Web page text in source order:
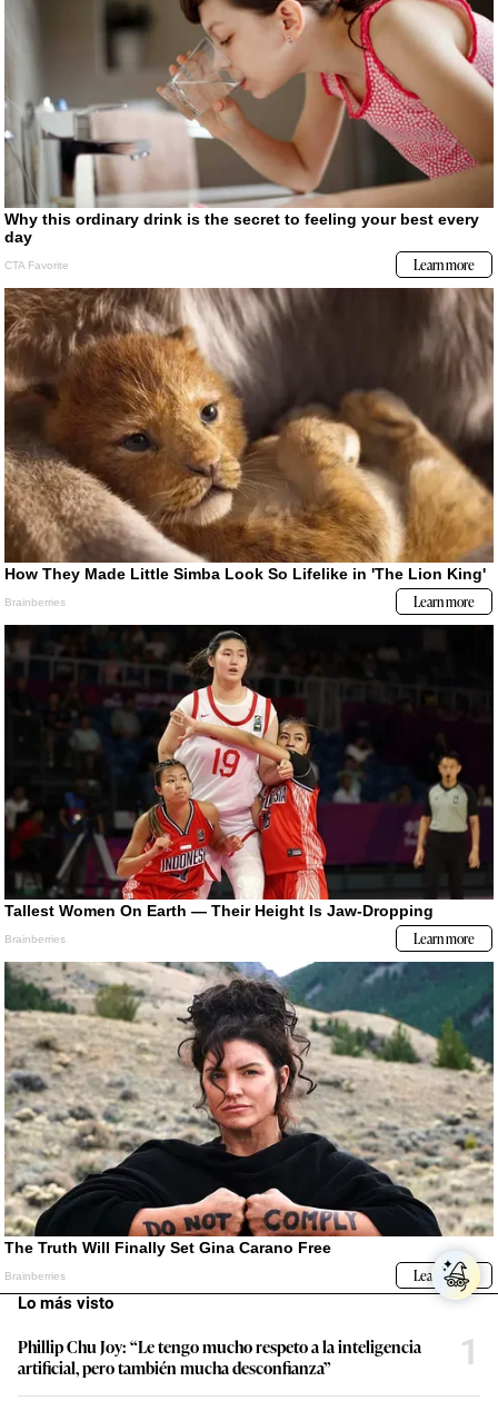
Lo más visto
Phillip Chu Joy: “Le tengo mucho respeto a la inteligencia
artificial, pero también mucha desconfianza”
1